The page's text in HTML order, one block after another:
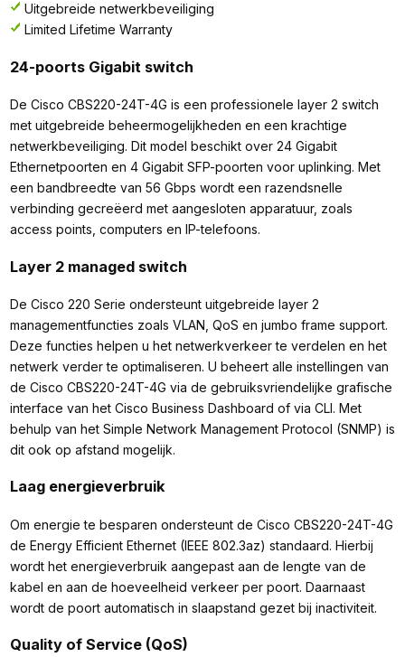
Uitgebreide netwerkbeveiliging
Limited Lifetime Warranty
24-poorts Gigabit switch
De Cisco CBS220-24T-4G is een professionele layer 2 switch
met uitgebreide beheermogelijkheden en een krachtige
netwerkbeveiliging. Dit model beschikt over 24 Gigabit
Ethernetpoorten en 4 Gigabit SFP-poorten voor uplinking. Met
een bandbreedte van 56 Gbps wordt een razendsnelle
verbinding gecreëerd met aangesloten apparatuur, zoals
access points, computers en IP-telefoons.
Layer 2 managed switch
De Cisco 220 Serie ondersteunt uitgebreide layer 2
managementfuncties zoals VLAN, QoS en jumbo frame support.
Deze functies helpen u het netwerkverkeer te verdelen en het
netwerk verder te optimaliseren. U beheert alle instellingen van
de Cisco CBS220-24T-4G via de gebruiksvriendelijke grafische
interface van het Cisco Business Dashboard of via CLI. Met
behulp van het Simple Network Management Protocol (SNMP) is
dit ook op afstand mogelijk.
Laag energieverbruik
Om energie te besparen ondersteunt de Cisco CBS220-24T-4G
de Energy Efficient Ethernet (IEEE 802.3az) standaard. Hierbij
wordt het energieverbruik aangepast aan de lengte van de
kabel en aan de hoeveelheid verkeer per poort. Daarnaast
wordt de poort automatisch in slaapstand gezet bij inactiviteit.
Quality of Service (QoS)